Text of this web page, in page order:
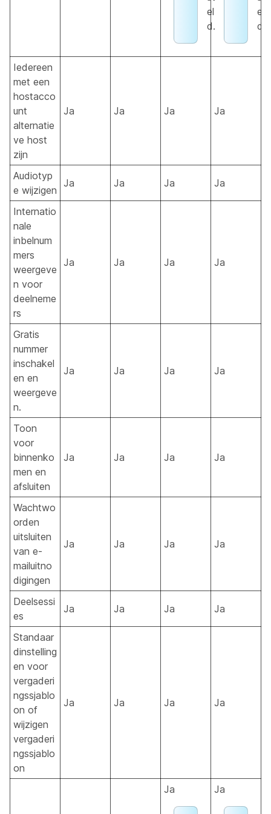
el
d.
el
d.
Iedereen
met een
hostacco
unt
alternatie
ve host
zijn
Ja Ja Ja Ja
Audiotyp
e wijzigen
Ja Ja Ja Ja
Internatio
nale
inbelnum
mers
weergeve
n voor
deelneme
rs
Ja Ja Ja Ja
Gratis
nummer
inschakel
en en
weergeve
n.
Ja Ja Ja Ja
Toon
voor
binnenko
men en
afsluiten
Ja Ja Ja Ja
Wachtwo
orden
uitsluiten
van e-
mailuitno
digingen
Ja Ja Ja Ja
Deelsessi
es
Ja Ja Ja Ja
Standaar
dinstelling
en voor
vergaderi
ngssjablo
on of
wijzigen
vergaderi
ngssjablo
on
Ja Ja Ja Ja
Ja Ja